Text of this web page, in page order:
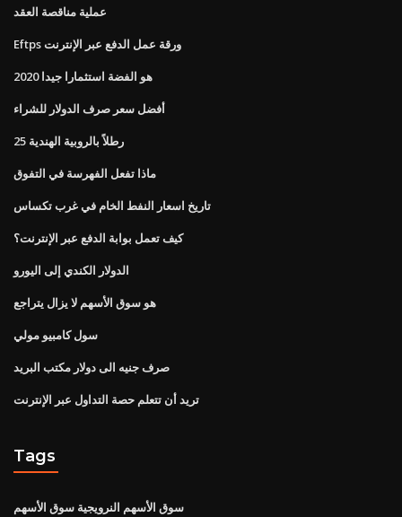
عملية مناقصة العقد
Eftps ورقة عمل الدفع عبر الإنترنت
هو الفضة استثمارا جيدا 2020
أفضل سعر صرف الدولار للشراء
25 رطلاً بالروبية الهندية
ماذا تفعل الفهرسة في التفوق
تاريخ اسعار النفط الخام في غرب تكساس
كيف تعمل بوابة الدفع عبر الإنترنت؟
الدولار الكندي إلى اليورو
هو سوق الأسهم لا يزال يتراجع
سول كامبيو مولي
صرف جنيه الى دولار مكتب البريد
تريد أن تتعلم حصة التداول عبر الإنترنت
Tags
سوق الأسهم النرويجية سوق الأسهم